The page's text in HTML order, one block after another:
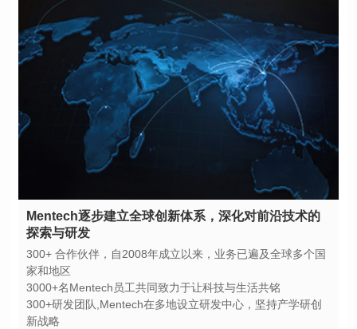
探索与研发
家和地区
3000+名Mentech员工共同致力于让科技与生活共铭
新战略